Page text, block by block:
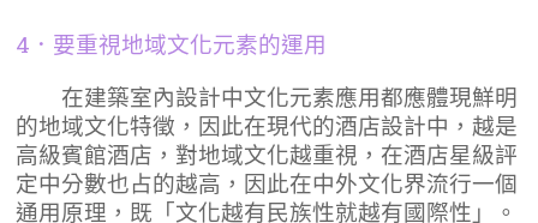
4．要重視地域文化元素的運用
在建築室內設計中文化元素應用都應體現鮮明
的地域文化特徵，因此在現代的酒店設計中，越是
高級賓館酒店，對地域文化越重視，在酒店星級評
定中分數也占的越高，因此在中外文化界流行一個
通用原理，既「文化越有民族性就越有國際性」。